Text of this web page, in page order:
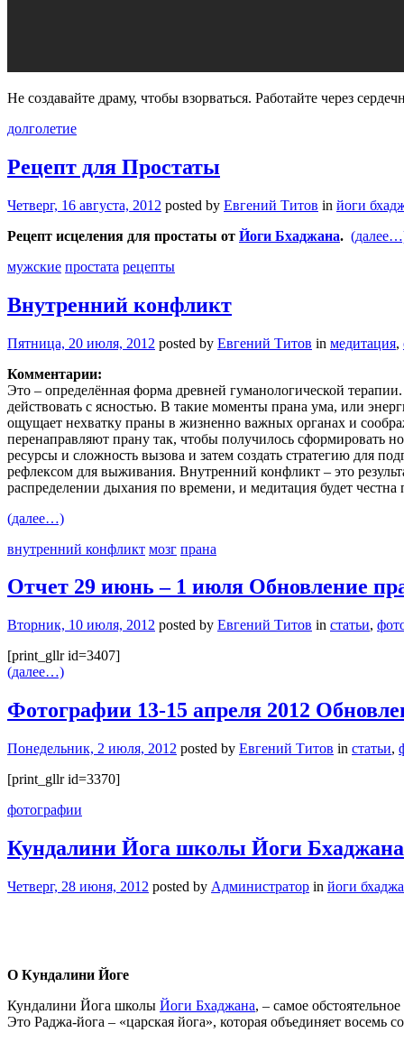
Не создавайте драму, чтобы взорваться. Работайте через
долголетие
Рецепт для Простаты
Четверг, 16 августа, 2012 posted by Евгений Титов in йоги
Рецепт исцеления для простаты от Йоги Бхаджана.
мужские простата рецепты
Внутренний конфликт
Пятница, 20 июля, 2012 posted by Евгений Титов in медитация,
Комментарии:
Это – определённая форма древней гуманологической
действовать с ясностью. В такие моменты прана ума, или
ощущает нехватку праны в жизненно важных органах и
перенаправляют прану так, чтобы получилось
ресурсы и сложность вызова и затем создать стратегию для
рефлексом для выживания. Внутренний конфликт – это
распределении дыхания по времени, и медитация будет
(далее…)
внутренний конфликт мозг прана
Отчет 29 июнь – 1 июля Обновление
Вторник, 10 июля, 2012 posted by Евгений Титов in статьи,
[print_gllr id=3407]
(далее…)
Фотографии 13-15 апреля 2012
Понедельник, 2 июля, 2012 posted by Евгений Титов in статьи,
[print_gllr id=3370]
фотографии
Кундалини Йога школы Йоги Бхаджана
Четверг, 28 июня, 2012 posted by Администратор in йоги
О Кундалини Йоге
Кундалини Йога школы Йоги Бхаджана, – самое
Это Раджа-йога – «царская йога», которая объединяет восемь